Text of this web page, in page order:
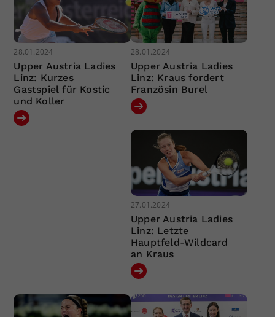
28.01.2024
Upper Austria Ladies
Linz: Kurzes
Gastspiel für Kostic
und Koller
28.01.2024
Upper Austria Ladies
Linz: Kraus fordert
Französin Burel
27.01.2024
Upper Austria Ladies
Linz: Letzte
Hauptfeld-Wildcard
an Kraus